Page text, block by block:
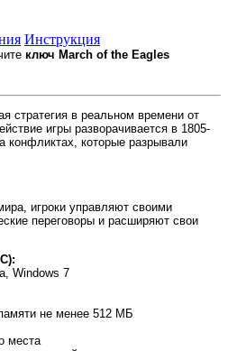
Инструкция
ключ March of the Eagles
стратегия в реальном времени от
игры разворачивается в 1805-
конфликтах, которые разрывали
игроки управляют своими
переговоры и расширяют свои
Windows 7
не менее 512 МБ
места